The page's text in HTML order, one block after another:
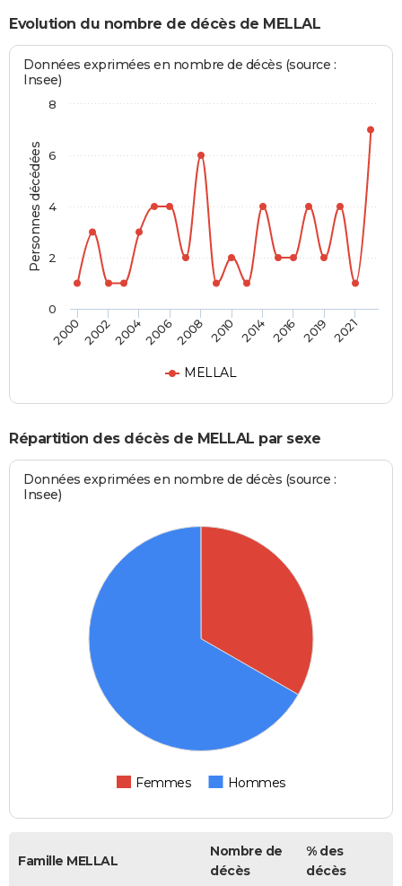
Evolution du nombre de décès de MELLAL
Personnes décédées
Données exprimées en nombre de décès (source :
Insee)
MELLAL
20002002200420062008 2010 2014 2016 2019 2021
0
2
4
6
8
Répartition des décès de MELLAL par sexe
Données exprimées en nombre de décès (source :
Insee)
Femmes Hommes
Famille MELLAL
Nombre de
décès
% des
décès